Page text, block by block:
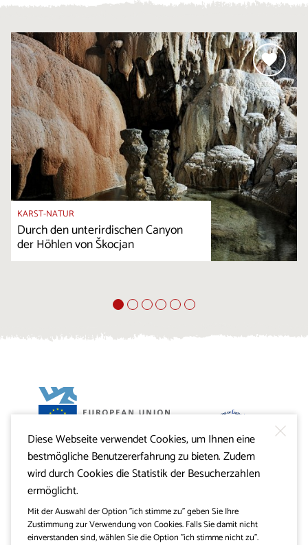
KARST-NATUR
Durch den unterirdischen Canyon
der Höhlen von Škocjan
Projekt Visitkras. Die Investition wird von der Republik
Slowenien und von der Europäischen Union aus dem
Europäischen Fonds für regionale Entwicklung
mitfinanziert.
Diese Webseite verwendet Cookies, um Ihnen eine
bestmögliche Benutzererfahrung zu bieten. Zudem
wird durch Cookies die Statistik der Besucherzahlen
ermöglicht.
Mit der Auswahl der Option "ich stimme zu" geben Sie Ihre
Zustimmung zur Verwendung von Cookies. Falls Sie damit nicht
einverstanden sind, wählen Sie die Option "ich stimme nicht zu".